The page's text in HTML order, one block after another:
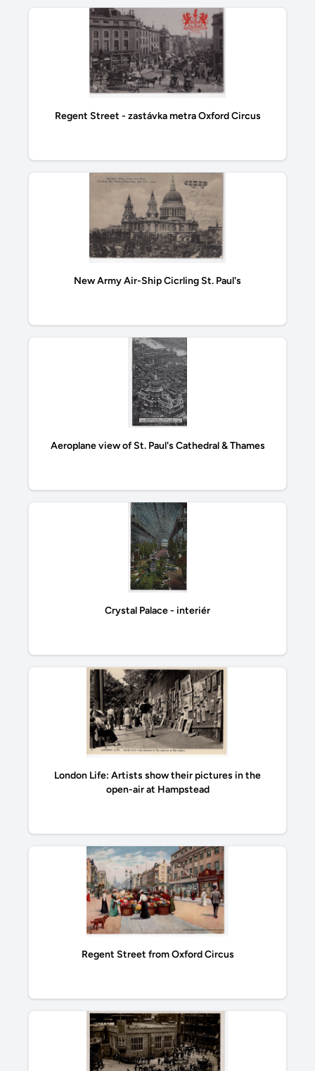
Regent Street - zastávka metra Oxford Circus
New Army Air-Ship Cicrling St. Paul's
Aeroplane view of St. Paul's Cathedral & Thames
Crystal Palace - interiér
London Life: Artists show their pictures in the
open-air at Hampstead
Regent Street from Oxford Circus